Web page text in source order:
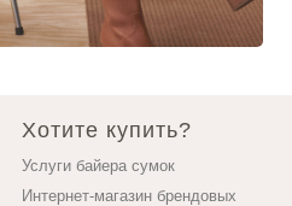
Хотите купить?
Услуги байера сумок
Интернет-магазин брендовых